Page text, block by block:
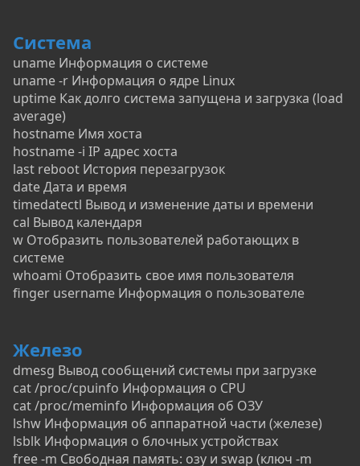
Система
uname Информация о системе
uname -r Информация о ядре Linux
uptime Как долго система запущена и загрузка (load
average)
hostname Имя хоста
hostname -i IP адрес хоста
last reboot История перезагрузок
date Дата и время
timedatectl Вывод и изменение даты и времени
cal Вывод календаря
w Отобразить пользователей работающих в
системе
whoami Отобразить свое имя пользователя
finger username Информация о пользователе
Железо
dmesg Вывод сообщений системы при загрузке
cat /proc/cpuinfo Информация о CPU
cat /proc/meminfo Информация об ОЗУ
lshw Информация об аппаратной части (железе)
lsblk Информация о блочных устройствах
free -m Свободная память: озу и swap (ключ -m